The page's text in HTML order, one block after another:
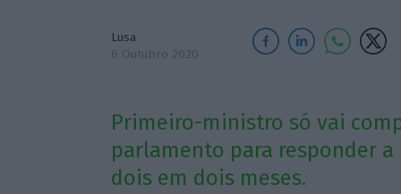
Lusa
6 Outubro 2020
Primeiro-ministro só vai
parlamento para responder
dois em dois meses.